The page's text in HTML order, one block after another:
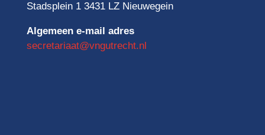
Stadsplein 1 3431 LZ Nieuwegein
Algemeen e-mail adres
secretariaat@vngutrecht.nl